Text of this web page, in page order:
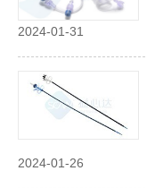
2024-01-31
2024-01-26